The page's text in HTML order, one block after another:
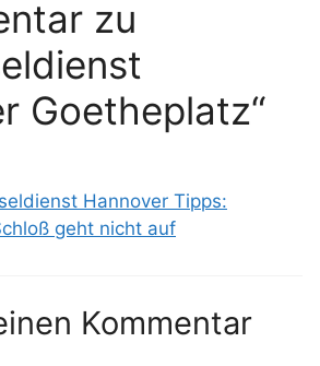
zu
Goetheplatz“
Hannover Tipps:
geht nicht auf
Kommentar